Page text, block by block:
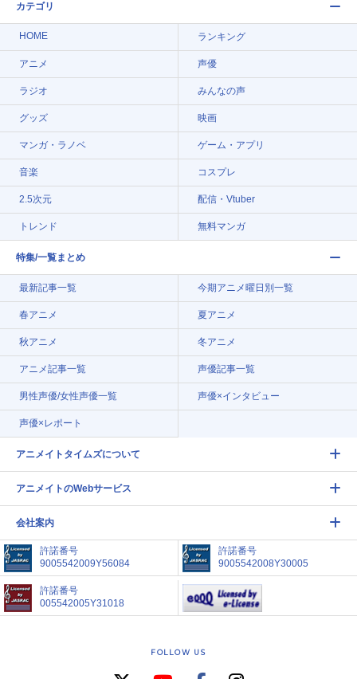
カテゴリ
HOME ランキング
アニメ 声優
ラジオ みんなの声
グッズ 映画
マンガ・ラノベ ゲーム・アプリ
音楽 コスプレ
2.5次元 配信・Vtuber
トレンド 無料マンガ
特集/一覧まとめ
最新記事一覧 今期アニメ曜日別一覧
春アニメ 夏アニメ
秋アニメ 冬アニメ
アニメ記事一覧 声優記事一覧
男性声優/女性声優一覧 声優×インタビュー
声優×レポート
アニメイトタイムズについて
アニメイトのWebサービス
会社案内
許諾番号
9005542009Y56084
許諾番号
9005542008Y30005
許諾番号
005542005Y31018
FOLLOW US